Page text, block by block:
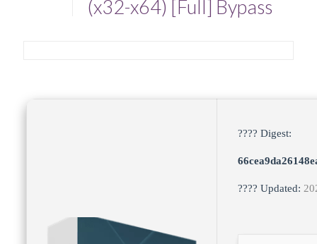
(x32-x64) [Full] Bypass
???? Digest:
???? Updated: